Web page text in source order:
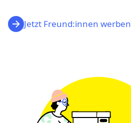
Jetzt Freund:innen werben